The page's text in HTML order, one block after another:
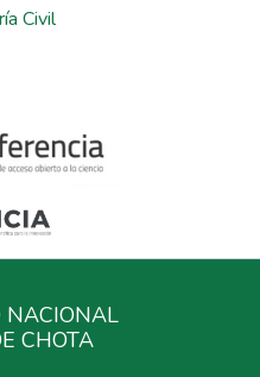
Civil
NACIONAL
CHOTA